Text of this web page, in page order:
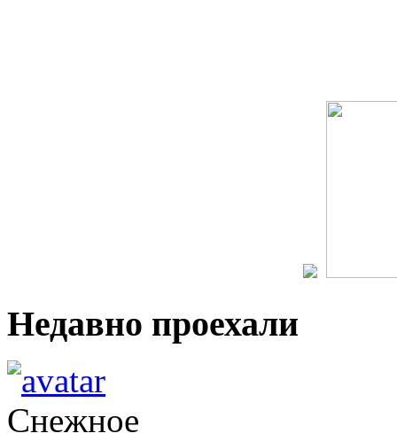
Недавно проехали
Снежное